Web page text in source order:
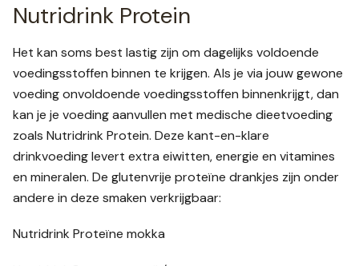
Nutridrink Protein
Het kan soms best lastig zijn om dagelijks voldoende
voedingsstoffen binnen te krijgen. Als je via jouw gewone
voeding onvoldoende voedingsstoffen binnenkrijgt, dan
kan je je voeding aanvullen met medische dieetvoeding
zoals Nutridrink Protein. Deze kant-en-klare
drinkvoeding levert extra eiwitten, energie en vitamines
en mineralen. De glutenvrije proteïne drankjes zijn onder
andere in deze smaken verkrijgbaar:
Nutridrink Proteïne mokka